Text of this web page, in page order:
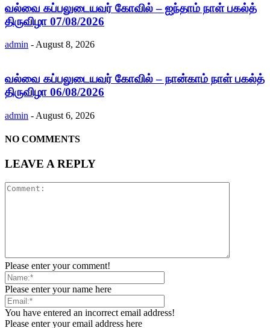
வல்வை கப்பலுடையவர் கோவில் – ஐந்தாம் நாள் பகல்த்
திருவிழா 07/08/2026
admin - August 8, 2026
வல்வை கப்பலுடையவர் கோவில் – நான்காம் நாள் பகல்த்
திருவிழா 06/08/2026
admin - August 6, 2026
NO COMMENTS
LEAVE A REPLY
Please enter your comment!
Please enter your name here
You have entered an incorrect email address!
Please enter your email address here